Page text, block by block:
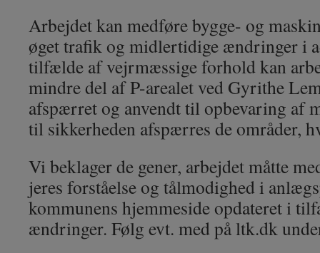
Arbejdet kan medføre bygge- og
øget trafik og midlertidige ændringer i
tilfælde af vejrmæssige forhold kan
mindre del af P-arealet ved Gyrithe
afspærret og anvendt til opbevaring af
til sikkerheden afspærres de områder,
Vi beklager de gener, arbejdet måtte
jeres forståelse og tålmodighed i
kommunens hjemmeside opdateret i
ændringer. Følg evt. med på ltk.dk